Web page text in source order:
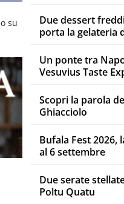
su
Due dessert
porta la gelateria
Un ponte tra
Vesuvius Taste
Scopri la parola
Ghiacciolo
Bufala Fest 2026,
al 6 settembre
Due serate
Poltu Quatu